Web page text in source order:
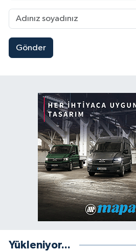
Gönder
Yükleniyor...